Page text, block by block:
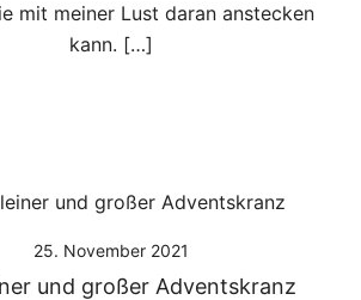
mit meiner Lust daran anstecken
kann. […]
25. November 2021
und großer Adventskranz